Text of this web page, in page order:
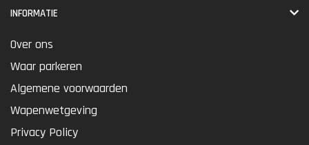
INFORMATIE
Over ons
Waar parkeren
Algemene voorwaarden
Wapenwetgeving
Privacy Policy